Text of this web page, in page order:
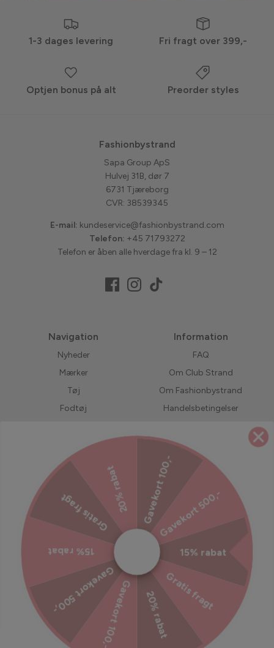
1-3 dages levering Fri fragt over 399,-
Optjen bonus på alt Preorder styles
Fashionbystrand
Sapa Group ApS
Hulvej 31B, dør 7
6731 Tjæreborg
CVR: 38539345
E-mail: kundeservice@fashionbystrand.com
Telefon: +45 71793272
Telefon er åben alle hverdage fra kl. 9 – 12
Navigation
Nyheder
Mærker
Tøj
Fodtøj
Bedst solgte
Forudbestil
Information
FAQ
Om Club Strand
Om Fashionbystrand
Handelsbetingelser
LIVE shopping
Jobs hos Fashionbystrand
Refusionspolitik
Ekstra tryghed til din ordre
Tilmeld dig vores nyhedsbrev
Bliv inspireret, hold dig opdateret med vores kampagner og
meget mere!
Gavekort 100,-
Gavekort 500,-
15% rabat
Gratis fragt
20% rabat
Gavekort 100,-
Gavekort 500,-
15% rabat
Gratis fragt20% rabat